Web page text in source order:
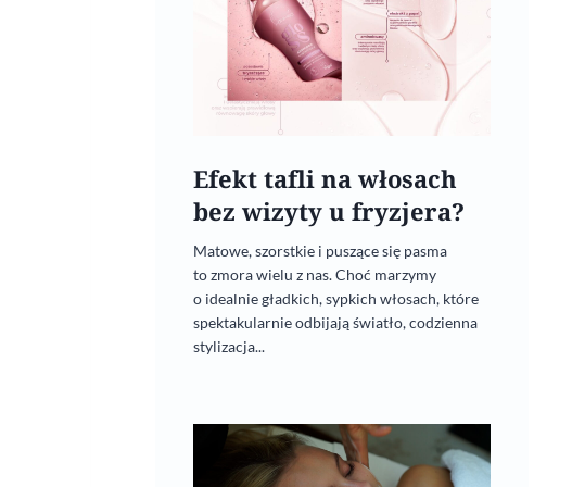
Efekt tafli na włosach
bez wizyty u fryzjera?
Matowe, szorstkie i puszące się pasma
to zmora wielu z nas. Choć marzymy
o idealnie gładkich, sypkich włosach, które
spektakularnie odbijają światło, codzienna
stylizacja...